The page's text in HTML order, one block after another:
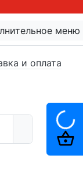
меню
и оплата